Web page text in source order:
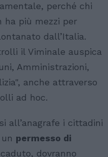
perché chi
ha più mezzi per
dall’Italia.
il Viminale auspica
Amministrazioni,
anche attraverso
ad hoc.
all’anagrafe i cittadini
permesso di
dovranno